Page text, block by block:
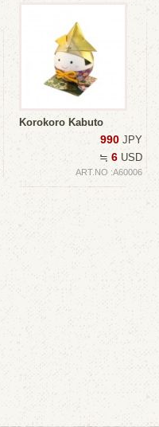
Korokoro Kabuto
990 JPY
≒ 6 USD
ART.NO :A60006